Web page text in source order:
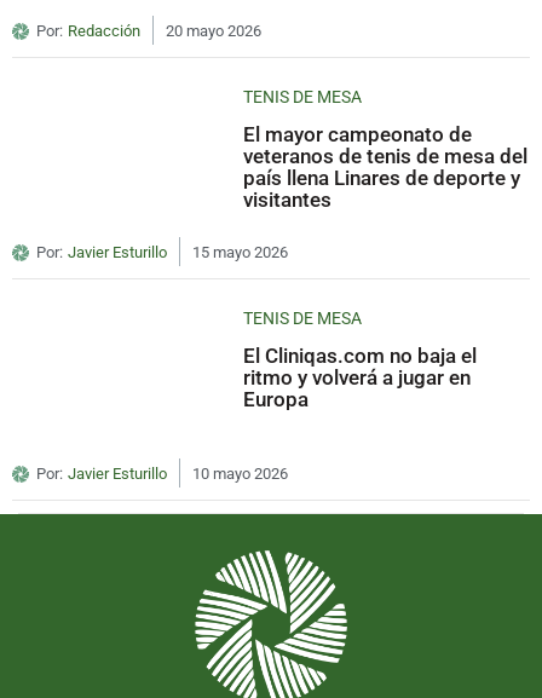
Por: Redacción 20 mayo 2026
TENIS DE MESA
El mayor campeonato de
veteranos de tenis de mesa del
país llena Linares de deporte y
visitantes
Por: Javier Esturillo 15 mayo 2026
TENIS DE MESA
El Cliniqas.com no baja el
ritmo y volverá a jugar en
Europa
Por: Javier Esturillo 10 mayo 2026